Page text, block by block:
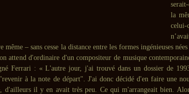
la
celui-
– sans cesse la distance entre les formes ingénieuses nées
attend d'ordinaire d'un compositeur de musique
Ferrari : « L'autre jour, j'ai trouvé dans un dossier de
à la note de départ". J'ai donc décidé d'en faire une
d'ailleurs il y en avait très peu. Ce qui m'arrangeait bien.